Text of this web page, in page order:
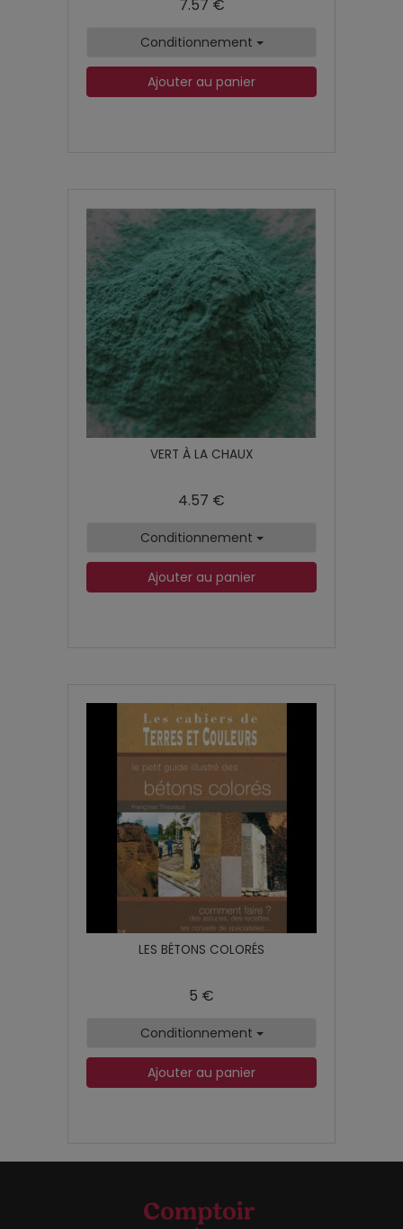
7.57 €
Conditionnement
Ajouter au panier
VERT À LA CHAUX
4.57 €
Conditionnement
Ajouter au panier
LES BÉTONS COLORÉS
5 €
Conditionnement
Ajouter au panier